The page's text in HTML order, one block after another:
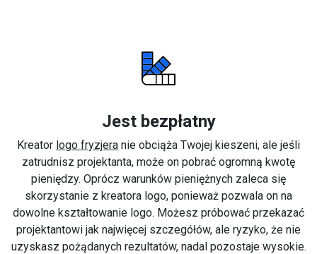
Jest bezpłatny
Kreator logo fryzjera nie obciąża Twojej kieszeni, ale jeśli
zatrudnisz projektanta, może on pobrać ogromną kwotę
pieniędzy. Oprócz warunków pieniężnych zaleca się
skorzystanie z kreatora logo, ponieważ pozwala on na
dowolne kształtowanie logo. Możesz próbować przekazać
projektantowi jak najwięcej szczegółów, ale ryzyko, że nie
uzyskasz pożądanych rezultatów, nadal pozostaje wysokie.